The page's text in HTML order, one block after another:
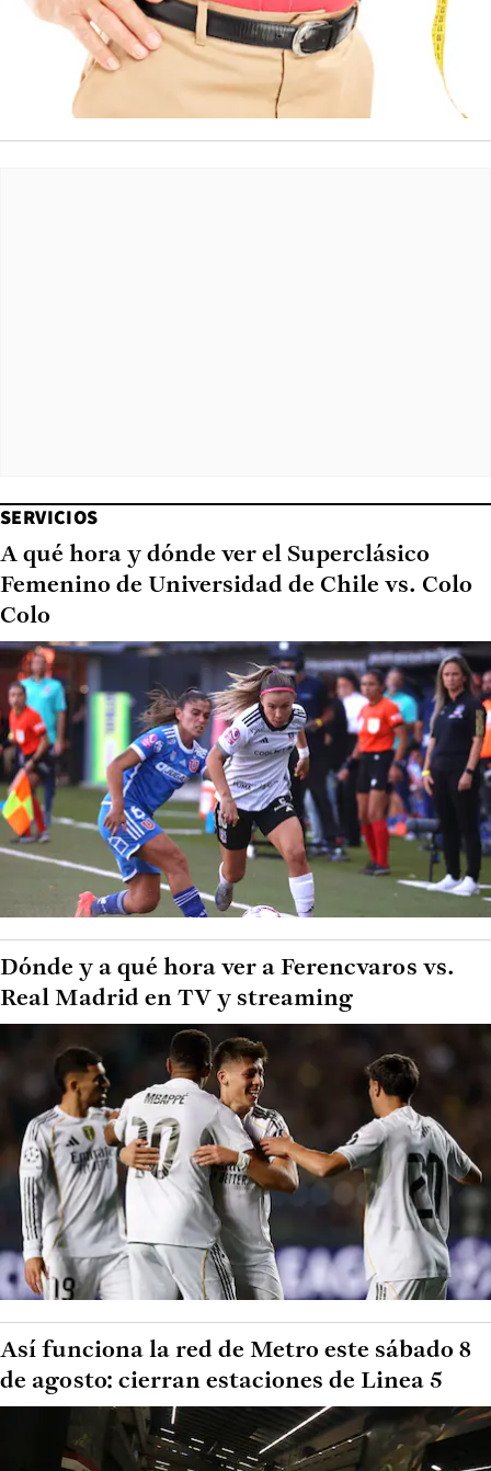
SERVICIOS
A qué hora y dónde ver el Superclásico
Femenino de Universidad de Chile vs. Colo
Colo
Dónde y a qué hora ver a Ferencvaros vs.
Real Madrid en TV y streaming
Así funciona la red de Metro este sábado 8
de agosto: cierran estaciones de Linea 5